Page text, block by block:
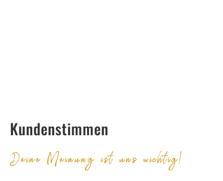
Kundenstimmen
Deine Meinung ist uns wichtig!